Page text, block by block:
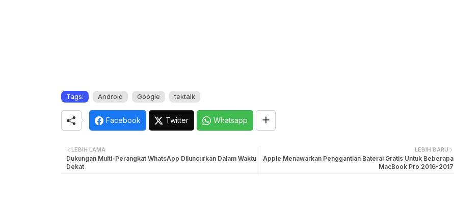
Tags: Android Google tektalk
Facebook Twitter Whatsapp
LEBIH BARU
Apple Menawarkan Penggantian Baterai Gratis Untuk Beberapa
MacBook Pro 2016-2017
LEBIH LAMA
Dukungan Multi-Perangkat WhatsApp Diluncurkan Dalam Waktu
Dekat